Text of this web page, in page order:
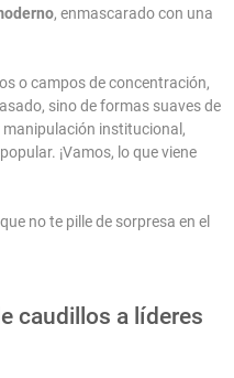
, enmascarado con una
o campos de concentración,
sino de formas suaves de
institucional,
¡Vamos, lo que viene
no te pille de sorpresa en el
caudillos a líderes